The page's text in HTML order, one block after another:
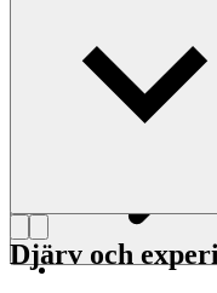
Läs mer om Hans J. Wegner
Djärv och